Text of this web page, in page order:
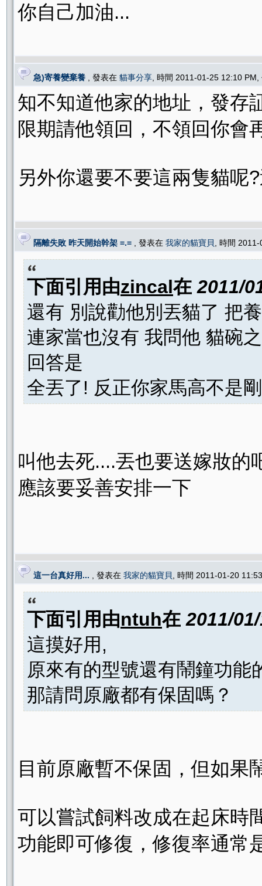
你自己加油...
急)寄養變棄養 , 發表在 貓事分享 , 時間 2011-01-25 12:10
知不知道他家的地址，發存
限期請他領回，不領回你會
另外你還要不要這兩隻貓呢
隔離失敗 昨天開始幹架 =.= , 發表在 我家的貓寶貝 , 時間
下面引用由zincal在2011/
還有 別說勸他別丟貓了 把
連家當也沒有 我問他 貓碗
回答是
全丟了! 反正你家馬高不是
叫他去死....丟也要送嫁妝的
應該要妥善安排一下
這一台真好用... , 發表在 我家的貓寶貝 , 時間 2011-01-20
下面引用由ntuh在2011/
這摸好用,
原來有的型號還有鬧鐘功能
那請問原廠都有保固嗎？
目前原廠暫不保固，但如果
可以嘗試飼料改成在起床時
功能即可修復，修復率通常